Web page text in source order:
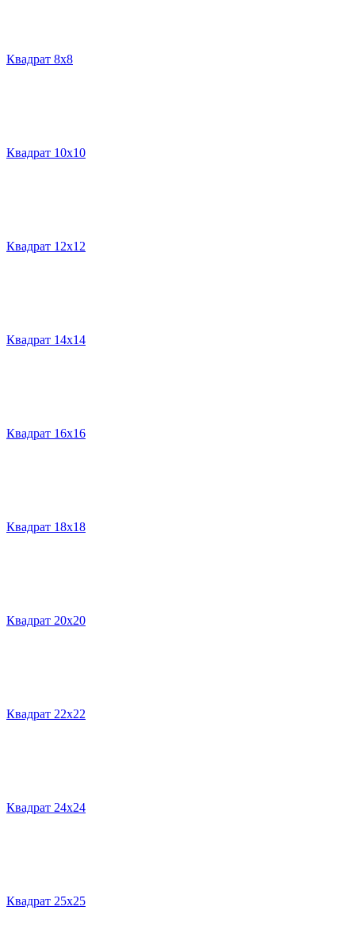
Квадрат 8х8
Квадрат 10х10
Квадрат 12х12
Квадрат 14х14
Квадрат 16х16
Квадрат 18х18
Квадрат 20х20
Квадрат 22х22
Квадрат 24х24
Квадрат 25х25